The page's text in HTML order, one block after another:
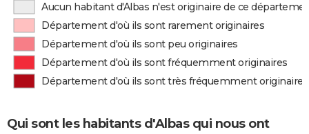
Aucun habitant d'Albas n'est originaire de ce
Département d'où ils sont rarement originaires
Département d'où ils sont peu originaires
Département d'où ils sont fréquemment originaires
Département d'où ils sont très fréquemment originaires
Qui sont les habitants d'Albas qui nous ont